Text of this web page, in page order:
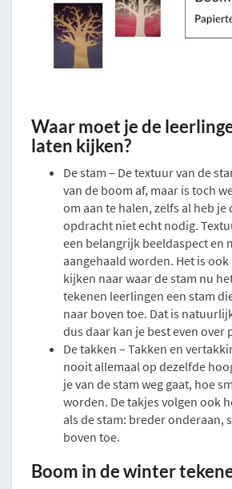
Waar moet je de
laten kijken?
De stam – De textuur van de
van de boom af, maar is toch
om aan te halen, zelfs al heb je
opdracht niet echt nodig.
een belangrijk beeldaspect en
aangehaald worden. Het is
kijken naar waar de stam nu
tekenen leerlingen een stam
naar boven toe. Dat is
dus daar kan je best even over
De takken – Takken en
nooit allemaal op dezelfde
je van de stam weg gaat, hoe
worden. De takjes volgen ook
als de stam: breder onderaan,
boven toe.
Boom in de winter